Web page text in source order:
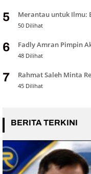
5 Merantau untuk Ilmu:
50 Dilihat
6 Fadly Amran Pimpin
48 Dilihat
7 Rahmat Saleh Minta
45 Dilihat
BERITA TERKINI